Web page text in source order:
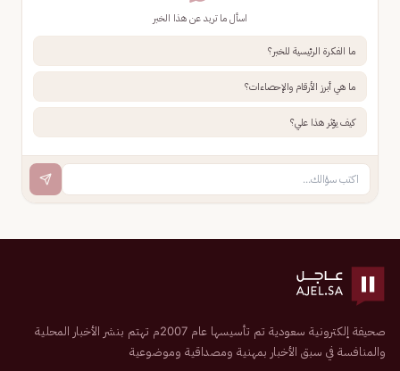
اسأل ما تريد عن هذا الخبر
ما الفكرة الرئيسية للخبر؟
ما هي أبرز الأرقام والإحصاءات؟
كيف يؤثر هذا علي؟
صحيفة إلكترونية سعودية تم تأسيسها عام 2007م تهتم بنشر الأخبار المحلية
والمنافسة في سبق الأخبار بمهنية ومصداقية وموضوعية